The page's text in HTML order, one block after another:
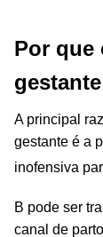
Por que
A principal
gestante é a
inofensiva
B pode ser
canal de